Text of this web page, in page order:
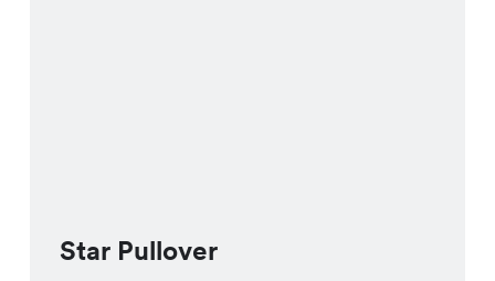
Star Pullover